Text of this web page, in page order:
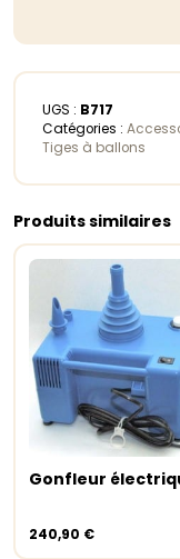
UGS : B717
Catégories :
Tiges à ballons
Produits similaires
Lire la suite
Gonfleur
240,90 €